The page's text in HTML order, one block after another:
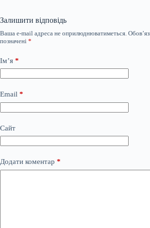
Залишити відповідь
Ваша e-mail адреса не оприлюднюватиметься.
позначені *
Ім’я *
Email *
Сайт
Додати коментар *